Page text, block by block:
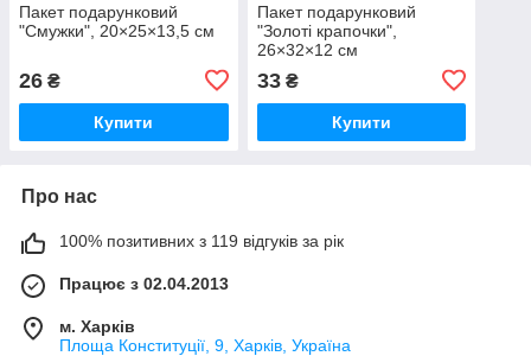
Пакет подарунковий
"Смужки", 20×25×13,5 см
26 ₴
Купити
Пакет подарунковий
"Золоті крапочки",
26×32×12 см
33₴
Купити
Про нас
100% позитивних з 119 відгуків за рік
Працює з 02.04.2013
м. Харків
Площа Конституції, 9, Харків, Україна